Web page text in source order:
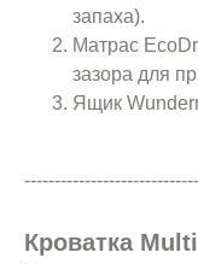
запаха).
Матрас
зазора для
Ящик
Кроватка